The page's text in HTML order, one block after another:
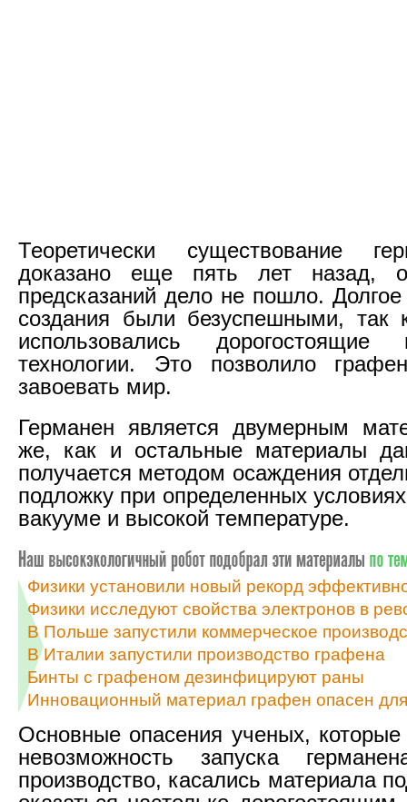
Теоретически существование
доказано еще пять лет назад,
предсказаний дело не пошло.
создания были безуспешными, так
использовались
технологии. Это позволило
завоевать мир.
Германен является двумерным
же, как и остальные материалы
получается методом осаждения
подложку при определенных
вакууме и высокой температуре.
Физики установили новый рекорд
Физики исследуют свойства электронов в
В Польше запустили коммерческое
В Италии запустили производство графена
Бинты с графеном дезинфицируют раны
Инновационный материал графен опасен для
Основные опасения ученых, которые
невозможность запуска
производство, касались материала